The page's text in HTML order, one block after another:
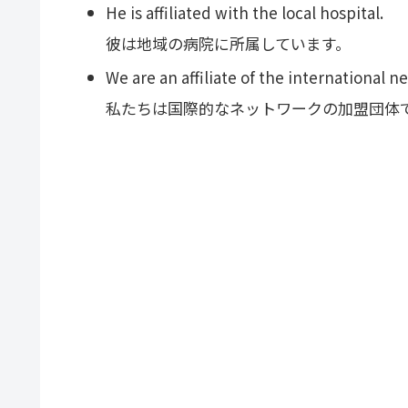
He is affiliated with the local hospital.
彼は地域の病院に所属しています。
We are an affiliate of the international
私たちは国際的なネットワークの加盟団体